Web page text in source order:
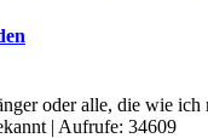
oder alle, die wie
| Aufrufe: 34609